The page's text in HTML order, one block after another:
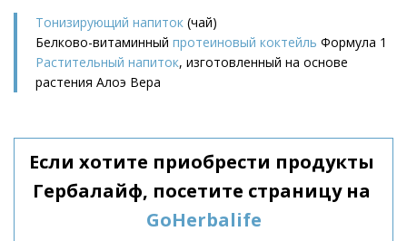
Тонизирующий напиток (чай)
Белково-витаминный протеиновый коктейль Формула 1
Растительный напиток, изготовленный на основе
растения Алоэ Вера
Если хотите приобрести продукты
GoHerbalife